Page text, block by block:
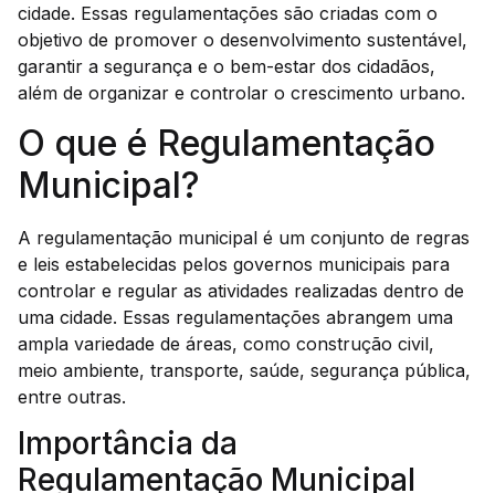
cidade. Essas regulamentações são criadas com o
objetivo de promover o desenvolvimento sustentável,
garantir a segurança e o bem-estar dos cidadãos,
além de organizar e controlar o crescimento urbano.
O que é Regulamentação
Municipal?
A regulamentação municipal é um conjunto de regras
e leis estabelecidas pelos governos municipais para
controlar e regular as atividades realizadas dentro de
uma cidade. Essas regulamentações abrangem uma
ampla variedade de áreas, como construção civil,
meio ambiente, transporte, saúde, segurança pública,
entre outras.
Importância da
Regulamentação Municipal